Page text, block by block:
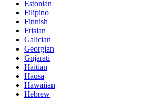
Estonian
Filipino
Finnish
Frisian
Galician
Georgian
Gujarati
Haitian
Hausa
Hawaiian
Hebrew